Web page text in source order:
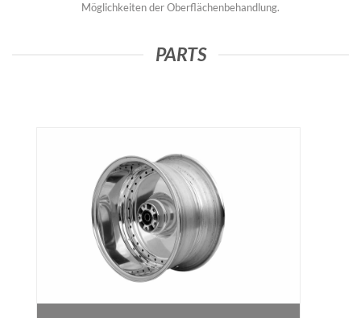
Möglichkeiten der Oberflächenbehandlung.
PARTS
FELGEN